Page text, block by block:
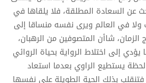
عن السعادة المطلقة، فلا يلقاها في
ولا في العالم ويرى نفسه منساقا إلى
شاأن المتصوفين من الرهبان،
إلى اختلاط الرواية بحياة الروائي
لحظة يستطيع الراوي بعدما استعاد
فتنقلب بذلك الحية الطويلة على نفسها